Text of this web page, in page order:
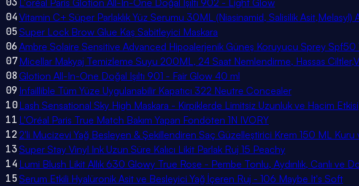
L'oréal Paris Glotion All-In-One Doğal Işıltı 902 - Light Glow
04Vitamin C+ Süper Parlaklık Yüz Serumu 30ML (Niasinamid, Salisilik Asit,Melasyl)
05Super Lock Brow Glue Kaş Sabitleyici Maskara
06 Ambre Solaire Sensitive Advanced Hipoalerjenik Güneş Koruyucu Sprey Spf50
07Micellar Makyaj Temizleme Suyu 200ML, 24 Saat Nemlendirme, Hassas
08 Glotion All-In-One Doğal Işıltı 901 - Fair Glow 40 ml
09 Infaillible Tüm Yüze Uygulanabilir Kapatıcı 322 Neutre Concealer
10Lash Sensational Sky High Maskara - Kirpiklerde Limitsiz Uzunluk ve Hacim Etkisi
11 L'Oréal Paris True Match Bakım Yapan Fondöten 1N IVORY
12 2'li Mucizevi Yağ Besleyen & Şekillendiren Saç Güzelleştirici Krem 150 ML Kuru
13Super Stay Vinyl Ink Uzun Süre Kalıcı Likit Parlak Ruj 15 Peachy
14 Lumi Blush Likit Allık 630 Glowy True Rose - Pembe Tonlu, Aydınlık, Canlı ve
15Serum Etkili Hyalüronik Asit ve Besleyici Yağ İçeren Ruj - 106 Maybe It's Soft